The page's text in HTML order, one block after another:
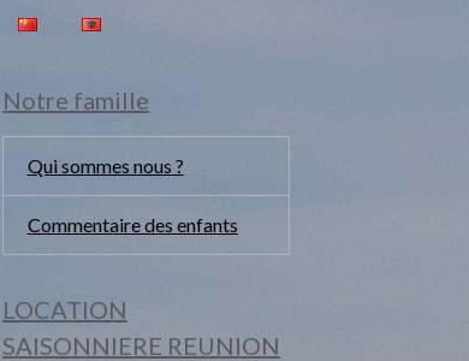
Notre famille
Qui sommes nous ?
Commentaire des enfants
LOCATION
SAISONNIERE REUNION